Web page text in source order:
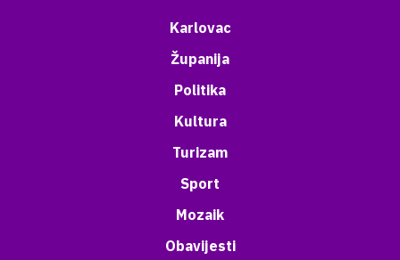
Karlovac
Županija
Politika
Kultura
Turizam
Sport
Mozaik
Obavijesti